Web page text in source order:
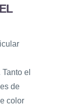
el
de
color